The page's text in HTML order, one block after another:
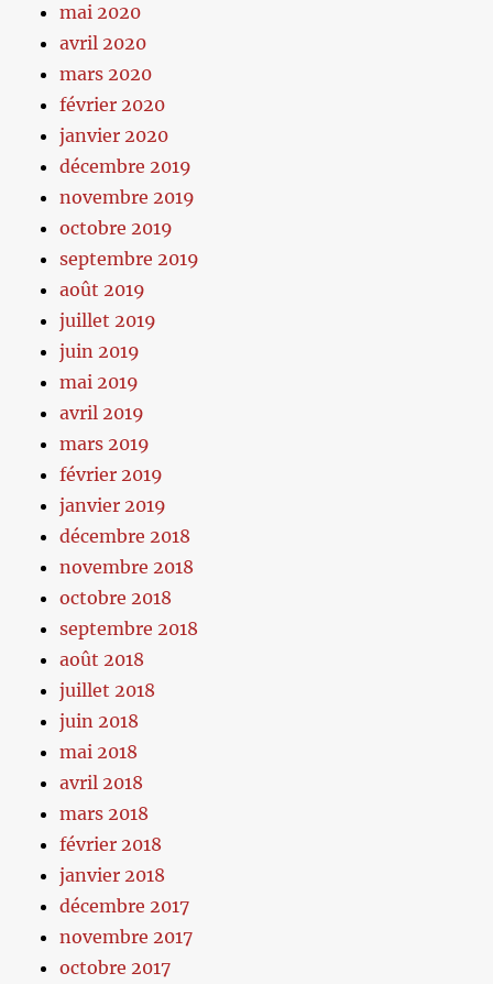
mai 2020
avril 2020
mars 2020
février 2020
janvier 2020
décembre 2019
novembre 2019
octobre 2019
septembre 2019
août 2019
juillet 2019
juin 2019
mai 2019
avril 2019
mars 2019
février 2019
janvier 2019
décembre 2018
novembre 2018
octobre 2018
septembre 2018
août 2018
juillet 2018
juin 2018
mai 2018
avril 2018
mars 2018
février 2018
janvier 2018
décembre 2017
novembre 2017
octobre 2017